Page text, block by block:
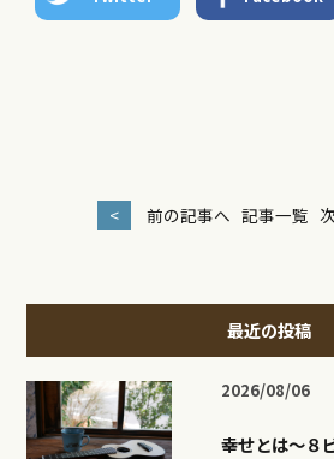
< 前の記事へ 記事一覧
最近の投稿
2026/08/06
幸せとは〜８